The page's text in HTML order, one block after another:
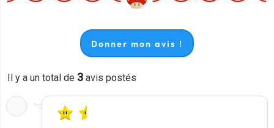
Donner mon avis !
Il y a un total de 3 avis postés